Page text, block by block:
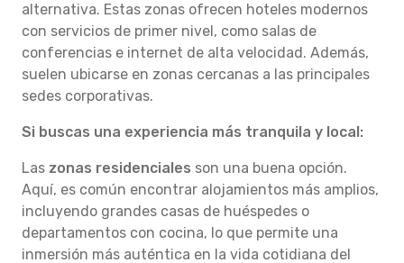
alternativa. Estas zonas ofrecen hoteles modernos
con servicios de primer nivel, como salas de
conferencias e internet de alta velocidad. Además,
suelen ubicarse en zonas cercanas a las principales
sedes corporativas.
Si buscas una experiencia más tranquila y local:
Las zonas residenciales son una buena opción.
Aquí, es común encontrar alojamientos más amplios,
incluyendo grandes casas de huéspedes o
departamentos con cocina, lo que permite una
inmersión más auténtica en la vida cotidiana del